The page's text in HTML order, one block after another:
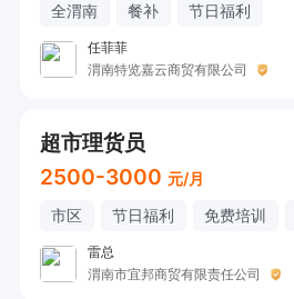
全渭南 餐补 节日福利
任菲菲
渭南特览嘉云商贸有限公司
超市理货员
2500-3000 元/月
市区 节日福利 免费培训
雷总
渭南市宜邦商贸有限责任公司